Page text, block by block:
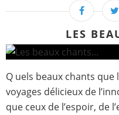
LES
Q uels beaux chants que
voyages délicieux de
que ceux de l’espoir, de